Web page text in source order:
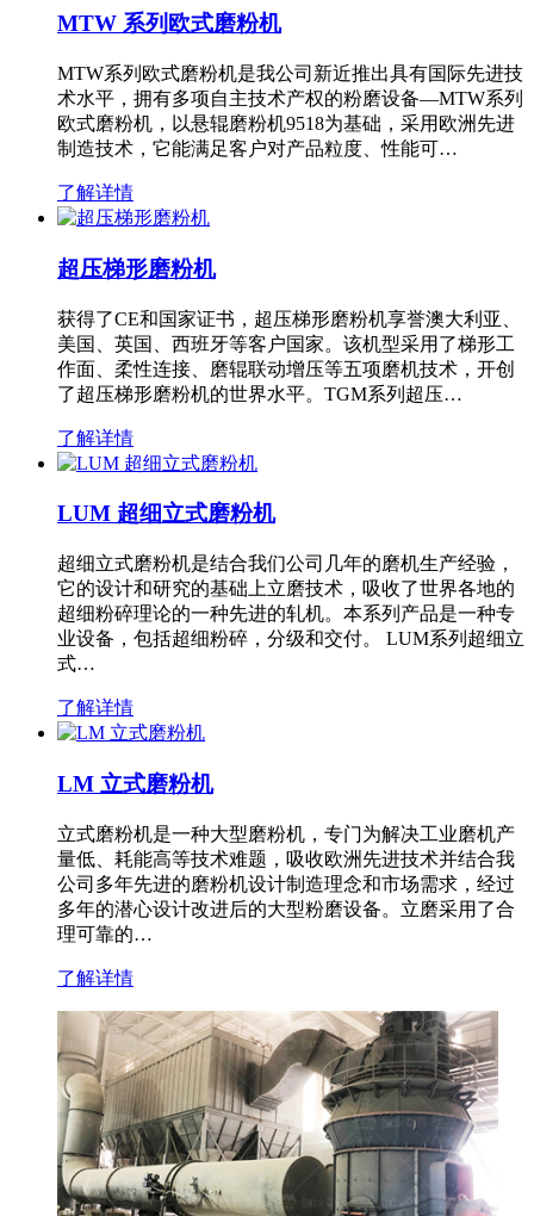
MTW 系列欧式磨粉机
MTW系列欧式磨粉机是我公司新近推出具有国际先进技
术水平，拥有多项自主技术产权的粉磨设备—MTW系列
欧式磨粉机，以悬辊磨粉机9518为基础，采用欧洲先进
制造技术，它能满足客户对产品粒度、性能可…
了解详情
超压梯形磨粉机
获得了CE和国家证书，超压梯形磨粉机享誉澳大利亚、
美国、英国、西班牙等客户国家。该机型采用了梯形工
作面、柔性连接、磨辊联动增压等五项磨机技术，开创
了超压梯形磨粉机的世界水平。TGM系列超压…
了解详情
LUM 超细立式磨粉机
超细立式磨粉机是结合我们公司几年的磨机生产经验，
它的设计和研究的基础上立磨技术，吸收了世界各地的
超细粉碎理论的一种先进的轧机。本系列产品是一种专
业设备，包括超细粉碎，分级和交付。 LUM系列超细立
式…
了解详情
LM 立式磨粉机
立式磨粉机是一种大型磨粉机，专门为解决工业磨机产
量低、耗能高等技术难题，吸收欧洲先进技术并结合我
公司多年先进的磨粉机设计制造理念和市场需求，经过
多年的潜心设计改进后的大型粉磨设备。立磨采用了合
理可靠的…
了解详情